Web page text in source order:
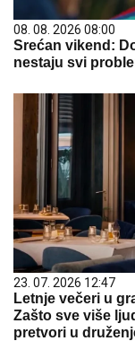
08. 08. 2026 08:00
Srećan vikend:
nestaju svi
23. 07. 2026 12:47
Letnje večeri u
Zašto sve više
pretvori u